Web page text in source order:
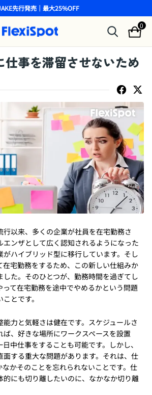
先行発売｜最大25%OFF
0
仕事を滞留させないため
行以来、多くの企業が社員を在宅勤務さ
エンザとして広く認知されるようになった
ハイブリッド型に移行しています。そし
在宅勤務をするため、この新しい仕組みか
した。そのひとつが、勤務時間を過ぎてし
って在宅勤務を途中でやめるかという問題
とです。
力と気軽さは健在です。スケジュールさ
ば、好きな場所にワークスペースを設置
中仕事をすることも可能です。しかし、
面する重大な問題があります。それは、仕
かそのことを忘れられないことです。仕
的にも切り離したいのに、なかなか切り離